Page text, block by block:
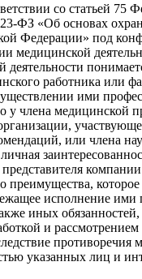
со статьей 75
ФЗ «Об основах
Федерации» под
медицинской
деятельности
работника или
ими
у члена медицинской
или члена
преимущества,
исполнение ими
иных
и
противоречия
указанных лиц и